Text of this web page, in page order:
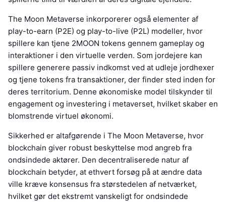
The Moon Metaverse inkorporerer også elementer af
play-to-earn (P2E) og play-to-live (P2L) modeller, hvor
spillere kan tjene 2MOON tokens gennem gameplay og
interaktioner i den virtuelle verden. Som jordejere kan
spillere generere passiv indkomst ved at udleje jordhexer
og tjene tokens fra transaktioner, der finder sted inden for
deres territorium. Denne økonomiske model tilskynder til
engagement og investering i metaverset, hvilket skaber en
blomstrende virtuel økonomi.
Sikkerhed er altafgørende i The Moon Metaverse, hvor
blockchain giver robust beskyttelse mod angreb fra
ondsindede aktører. Den decentraliserede natur af
blockchain betyder, at ethvert forsøg på at ændre data
ville kræve konsensus fra størstedelen af netværket,
hvilket gør det ekstremt vanskeligt for ondsindede